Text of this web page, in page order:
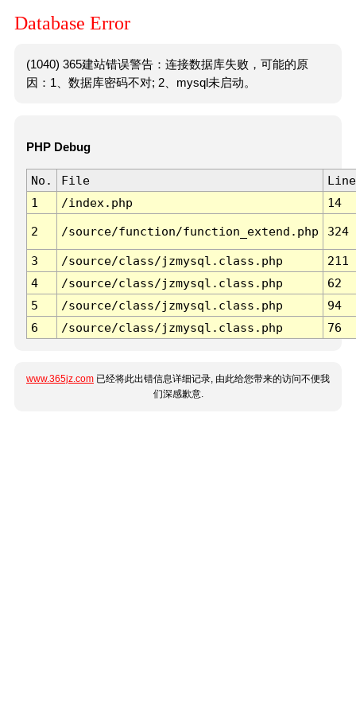
Database Error
(1040) 365建站错误警告：连接数据库失败，可能的原
因：1、数据库密码不对; 2、mysql未启动。
PHP Debug
No. File
Line
1
/index.php 14
2 /source/function/function_extend.php 324
3 /source/class/jzmysql.class.php
211
4
/source/class/jzmysql.class.php
62
5
/source/class/jzmysql.class.php
94
6
/source/class/jzmysql.class.php 76
www.365jz.com 已经将此出错信息详细记录, 由此给您带来的访问不便我
们深感歉意.